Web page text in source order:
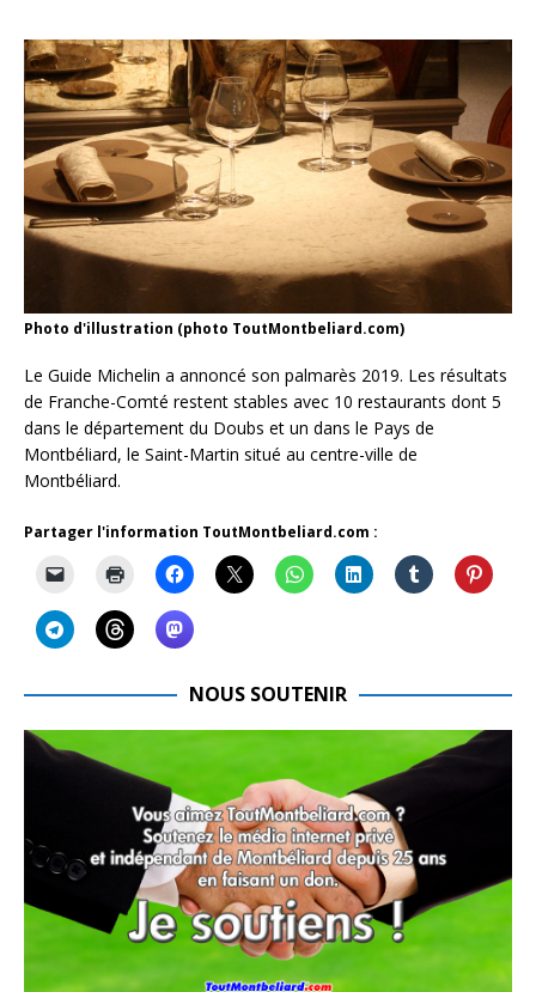
Photo d'illustration (photo ToutMontbeliard.com)
Le Guide Michelin a annoncé son palmarès 2019. Les résultats
de Franche-Comté restent stables avec 10 restaurants dont 5
dans le département du Doubs et un dans le Pays de
Montbéliard, le Saint-Martin situé au centre-ville de
Montbéliard.
Partager l'information ToutMontbeliard.com :
NOUS SOUTENIR